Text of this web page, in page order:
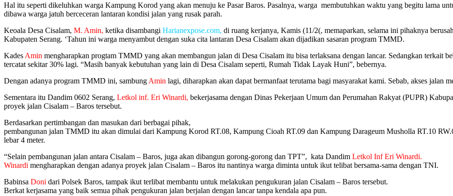
Hal itu seperti dikeluhkan warga Kampung Korod yang akan menuju ke Pasar Baros. Pasalnya, warga membutuhkan waktu yang begitu lama
dibawa warga jatuh berceceran lantaran kondisi jalan yang rusak parah.
Keoala Desa Cisalam, M. Amin, ketika disambangi Harianexpose.com, di ruang kerjanya, Kamis (11/2(, memaparkan, selama ini pihaknya
Kabupaten Serang. ‘Tahun ini warga menyambut dengan suka cita lantaran Desa Cisalam akan dijadikan sasaran program TMMD.
Kades Amin mengharapkan progtam TMMD yang akan membangun jalan di Desa Cisalam itu bisa terlaksana dengan lancar. Sedangkan terkait
tercatat sekitar 30% lagi. “Masih banyak kebutuhan yang lain di Desa Cisalam seperti, Rumah Tidak Layak Huni”, bebernya.
Dengan adanya program TMMD ini, sambung Amin lagi, diharapkan akan dapat bermanfaat terutama bagi masyarakat kami. Sebab, akses jalan
Sementara itu Dandim 0602 Serang, Letkol inf. Eri Winardi, bekerjasama dengan Dinas Pekerjaan Umum dan Perumahan Rakyat (PUPR)
proyek jalan Cisalam – Baros tersebut.
Berdasarkan pertimbangan dan masukan dari berbagai pihak,
pembangunan jalan TMMD itu akan dimulai dari Kampung Korod RT.08, Kampung Cioah RT.09 dan Kampung Darageum Musholla RT.10
lebar 4 meter.
“Selain pembangunan jalan antara Cisalam – Baros, juga akan dibangun gorong-gorong dan TPT”, kata Dandim Letkol Inf Eri Winardi.
Winardi mengharapkan dengan adanya proyek jalan Cisalam – Baros itu nantinya warga diminta untuk ikut telibat bersama-sama dengan TNI.
Babinsa Doni dari Polsek Baros, tampak ikut terlibat membantu untuk melakukan pengukuran jalan Cisalam – Baros tersebut.
Berkat kerjasama yang baik semua pihak pengukuran jalan berjalan dengan lancar tanpa kendala apa pun.